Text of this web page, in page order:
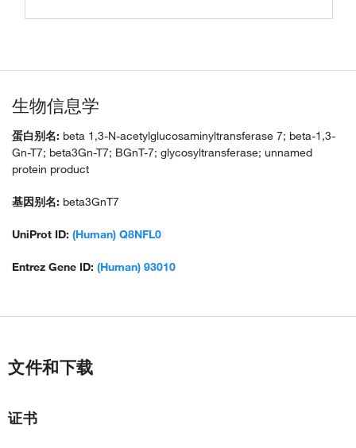
生物信息学
蛋白别名: beta 1,3-N-acetylglucosaminyltransferase 7; beta-1,3-
Gn-T7; beta3Gn-T7; BGnT-7; glycosyltransferase; unnamed
protein product
基因别名: beta3GnT7
UniProt ID: (Human) Q8NFL0
Entrez Gene ID: (Human) 93010
文件和下载
证书